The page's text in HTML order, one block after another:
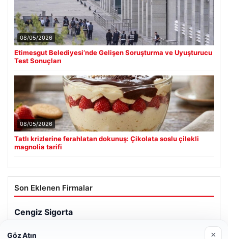
08/05/2026
Etimesgut Belediyesi’nde Gelişen Soruşturma ve Uyuşturucu
Test Sonuçları
08/05/2026
Tatlı krizlerine ferahlatan dokunuş: Çikolata soslu çilekli
magnolia tarifi
Son Eklenen Firmalar
Göz Atın ×